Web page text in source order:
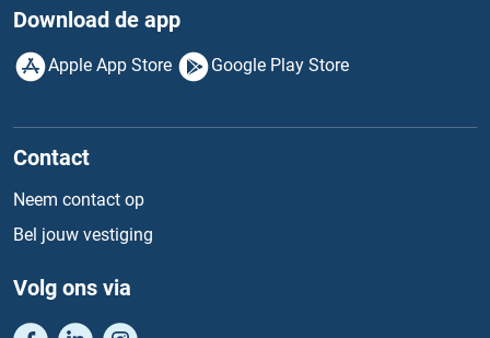
Download de app
Apple App Store Google Play Store
Contact
Neem contact op
Bel jouw vestiging
Volg ons via